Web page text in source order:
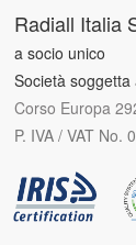
Radiall Italia
a socio unico
Società
Corso Europa
P. IVA / VAT No.